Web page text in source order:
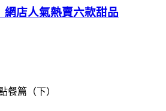
網店人氣熱賣六款甜品